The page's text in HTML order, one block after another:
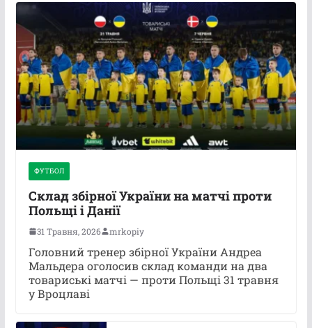
ФУТБОЛ
Склад збірної України на матчі проти
Польщі і Данії
31 Травня, 2026 mrkopiy
Головний тренер збірної України Андреа
Мальдера оголосив склад команди на два
товариські матчі — проти Польщі 31 травня
у Вроцлаві